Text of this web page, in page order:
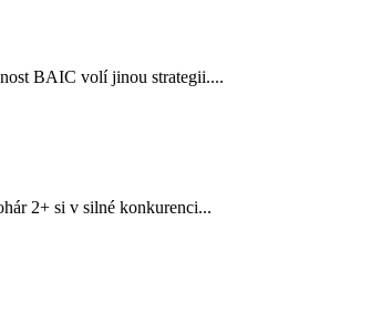
BAIC volí jinou strategii....
2+ si v silné konkurenci...